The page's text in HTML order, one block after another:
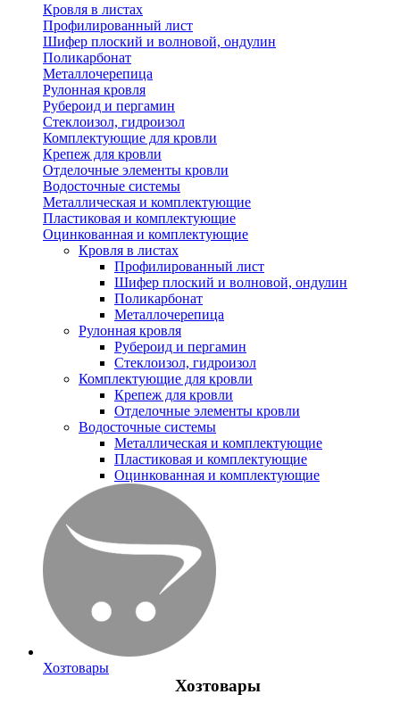
Кровля в листах
Профилированный лист
Шифер плоский и волновой, ондулин
Поликарбонат
Металлочерепица
Рулонная кровля
Рубероид и пергамин
Стеклоизол, гидроизол
Комплектующие для кровли
Крепеж для кровли
Отделочные элементы кровли
Водосточные системы
Металлическая и комплектующие
Пластиковая и комплектующие
Оцинкованная и комплектующие
Кровля в листах
Профилированный лист
Шифер плоский и волновой, ондулин
Поликарбонат
Металлочерепица
Рулонная кровля
Рубероид и пергамин
Стеклоизол, гидроизол
Комплектующие для кровли
Крепеж для кровли
Отделочные элементы кровли
Водосточные системы
Металлическая и комплектующие
Пластиковая и комплектующие
Оцинкованная и комплектующие
Хозтовары
Хозтовары